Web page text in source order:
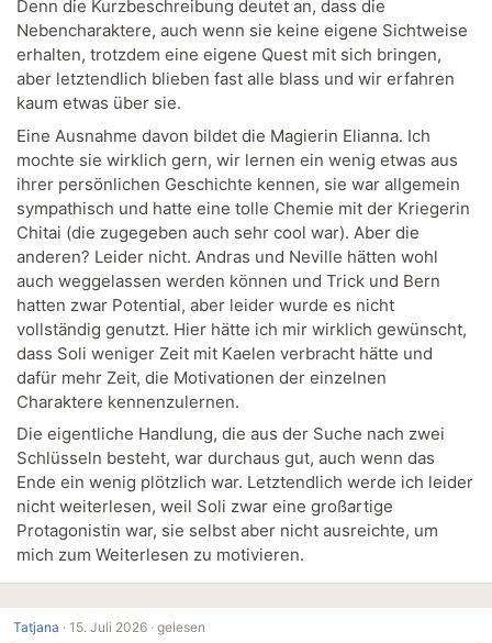
Denn die Kurzbeschreibung deutet an, dass die
Nebencharaktere, auch wenn sie keine eigene Sichtweise
erhalten, trotzdem eine eigene Quest mit sich bringen,
aber letztendlich blieben fast alle blass und wir erfahren
kaum etwas über sie.
Eine Ausnahme davon bildet die Magierin Elianna. Ich
mochte sie wirklich gern, wir lernen ein wenig etwas aus
ihrer persönlichen Geschichte kennen, sie war allgemein
sympathisch und hatte eine tolle Chemie mit der Kriegerin
Chitai (die zugegeben auch sehr cool war). Aber die
anderen? Leider nicht. Andras und Neville hätten wohl
auch weggelassen werden können und Trick und Bern
hatten zwar Potential, aber leider wurde es nicht
vollständig genutzt. Hier hätte ich mir wirklich gewünscht,
dass Soli weniger Zeit mit Kaelen verbracht hätte und
dafür mehr Zeit, die Motivationen der einzelnen
Charaktere kennenzulernen.
Die eigentliche Handlung, die aus der Suche nach zwei
Schlüsseln besteht, war durchaus gut, auch wenn das
Ende ein wenig plötzlich war. Letztendlich werde ich leider
nicht weiterlesen, weil Soli zwar eine großartige
Protagonistin war, sie selbst aber nicht ausreichte, um
mich zum Weiterlesen zu motivieren.
Tatjana · 15. Juli 2026 · gelesen